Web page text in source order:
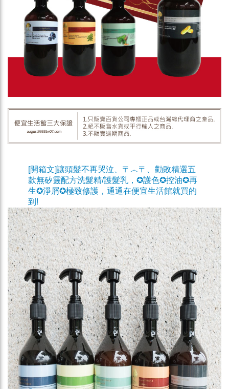
[開箱文]讓頭髮不再哭泣、〒︿〒、勸敗精選五
款無矽靈配方洗髮精/護髮乳，✪護色✪控油✪再
生✪淨屑✪極致修護，通通在便宜生活館就買的
到!